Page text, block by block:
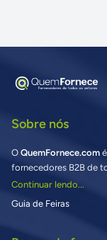
Sobre nós
O QuemFornece.com
fornecedores B2B de
Continuar lendo...
Guia de Feiras